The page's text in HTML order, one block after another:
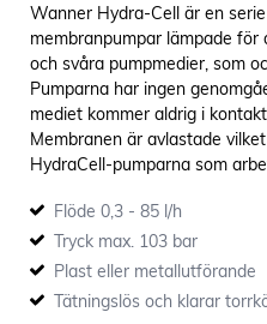
Wanner Hydra-Cell är en
membranpumpar lämpade
och svåra pumpmedier, som
Pumparna har ingen
mediet kommer aldrig i
Membranen är avlastade
HydraCell-pumparna som
torrkörningssäkra.
Flöde 0,3 - 85 l/h
Tryck max. 103 bar
Plast eller metallutförande
Tätningslös och klarar